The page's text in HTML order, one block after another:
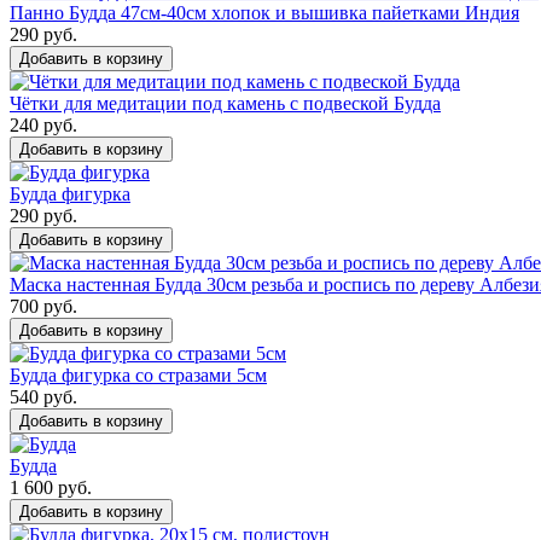
Панно Будда 47см-40см хлопок и вышивка пайетками Индия
290 руб.
Добавить в корзину
Чётки для медитации под камень с подвеской Будда
240 руб.
Добавить в корзину
Будда фигурка
290 руб.
Добавить в корзину
Маска настенная Будда 30см резьба и роспись по дереву
700 руб.
Добавить в корзину
Будда фигурка со стразами 5см
540 руб.
Добавить в корзину
Будда
1 600 руб.
Добавить в корзину